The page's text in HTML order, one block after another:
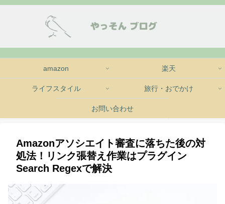
amazon 楽天
ライフスタイル 旅行・おでかけ
お問い合わせ
Amazonアソシエイト審査に落ちた後の対
処法！リンク張替え作業はプラグイン
Search Regexで解決